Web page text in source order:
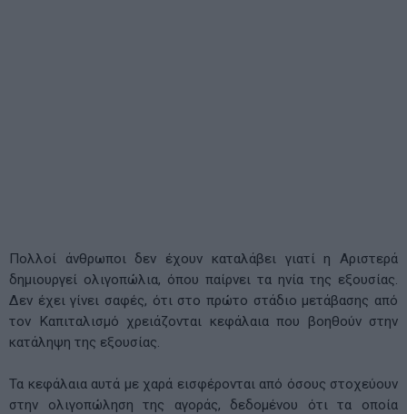
Πολλοί άνθρωποι δεν έχουν καταλάβει γιατί η Αριστερά
δημιουργεί ολιγοπώλια, όπου παίρνει τα ηνία της εξουσίας.
Δεν έχει γίνει σαφές, ότι στο πρώτο στάδιο μετάβασης από
τον Καπιταλισμό χρειάζονται κεφάλαια που βοηθούν στην
κατάληψη της εξουσίας.
Τα κεφάλαια αυτά με χαρά εισφέρονται από όσους στοχεύουν
στην ολιγοπώληση της αγοράς, δεδομένου ότι τα οποία